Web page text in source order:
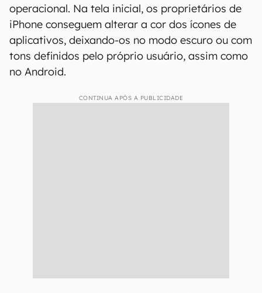
operacional. Na tela inicial, os proprietários de
iPhone conseguem alterar a cor dos ícones de
aplicativos, deixando-os no modo escuro ou com
tons definidos pelo próprio usuário, assim como
no Android.
CONTINUA APÓS A PUBLICIDADE